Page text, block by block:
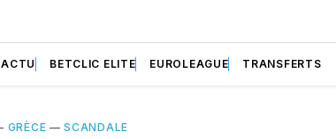
ACTU BETCLIC ELITE EUROLEAGUE TRANSFERTS
GRÈCE —SCANDALE